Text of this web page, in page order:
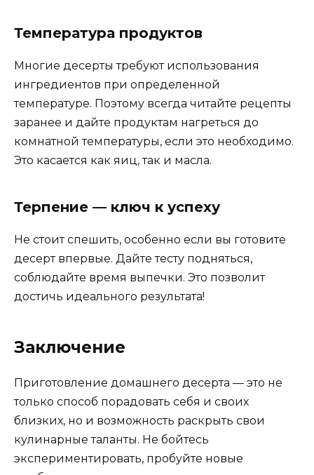
Температура продуктов
Многие десерты требуют использования
ингредиентов при определенной
температуре. Поэтому всегда читайте рецепты
заранее и дайте продуктам нагреться до
комнатной температуры, если это необходимо.
Это касается как яиц, так и масла.
Терпение — ключ к успеху
Не стоит спешить, особенно если вы готовите
десерт впервые. Дайте тесту подняться,
соблюдайте время выпечки. Это позволит
достичь идеального результата!
Заключение
Приготовление домашнего десерта — это не
только способ порадовать себя и своих
близких, но и возможность раскрыть свои
кулинарные таланты. Не бойтесь
экспериментировать, пробуйте новые